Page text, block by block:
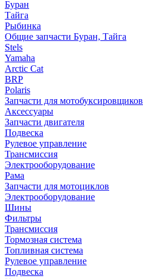
Буран
Тайга
Рыбинка
Общие запчасти Буран, Тайга
Stels
Yamaha
Arctic Cat
BRP
Polaris
Запчасти для мотобуксировщиков
Аксессуары
Запчасти двигателя
Подвеска
Рулевое управление
Трансмиссия
Электрооборудование
Рама
Запчасти для мотоциклов
Электрооборудование
Шины
Фильтры
Трансмиссия
Тормозная система
Топливная система
Рулевое управление
Подвеска